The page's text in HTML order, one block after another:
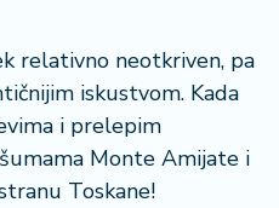
relativno neotkriven, pa
iskustvom. Kada
i prelepim
Monte Amijate i
Toskane!